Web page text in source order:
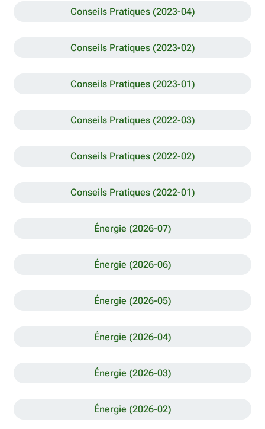
Conseils Pratiques (2023-04)
Conseils Pratiques (2023-02)
Conseils Pratiques (2023-01)
Conseils Pratiques (2022-03)
Conseils Pratiques (2022-02)
Conseils Pratiques (2022-01)
Énergie (2026-07)
Énergie (2026-06)
Énergie (2026-05)
Énergie (2026-04)
Énergie (2026-03)
Énergie (2026-02)